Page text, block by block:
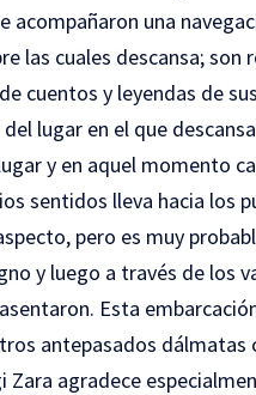
acompañaron una
las cuales descansa;
cuentos y leyendas de
lugar en el que
y en aquel momento
sentidos lleva hacia los
pero es muy
y luego a través de los
Esta
antepasados
Zara agradece